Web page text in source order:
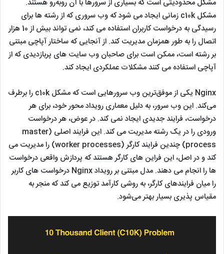
مشکل محدودیتی است که بسیاری از سرورها با آن روبه‌رو هستند.
مشکل c10k زمانی ایجاد می شود که وب سروری که از رشته ها برای
رسیدگی به درخواست کاربران استفاده می کند، نمی تواند بیش از 10 هزار
اتصال را به طور همزمان مدیریت کند. از آنجایی که ساختار آپاچی مبتنی
بر رشته است، ممکن است برای صاحبان وب سایت های پربازدیدی که از
آپاچی استفاده می کنند مشکلات عملکردی ایجاد کند.
Nginx یکی از موفق‌ترین وب سرورهایی است که مشکل c10k را برطرف
می‌کند. این وب سرور، به دلیل معماری رویداد محور خود، برای هر
درخواست، فرایند جدیدی ایجاد نمی کند. در عوض، هر درخواست
ورودی را در یک رشته مدیریت می کند. این فرایند اصلی (master
process) چندین فرایند کارگر (worker processes) را مدیریت می
کند و در اصل، این فراین های کارگر هستند که پردازش واقعی درخواست
ها را انجام می دهند. مدل مبتنی بر رویداد Nginx درخواست های کاربر
را میان فرایندهای کارگر، به روشی کارآمد توزیع می کند که منجر به
مقیاس پذیری بسیار بهتر می‌شود.